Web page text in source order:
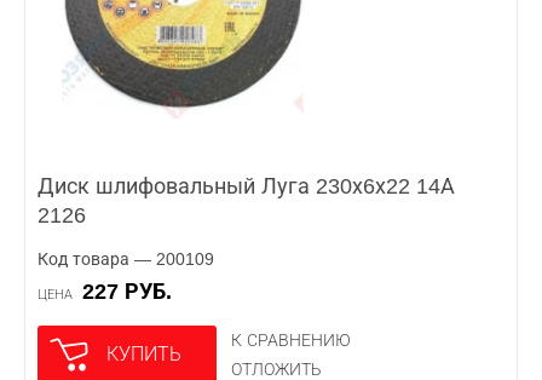
Диск шлифовальный Луга 230х6х22 14А
2126
Код товара — 200109
ЦЕНА 227 РУБ.
КУПИТЬ
К СРАВНЕНИЮ
ОТЛОЖИТЬ